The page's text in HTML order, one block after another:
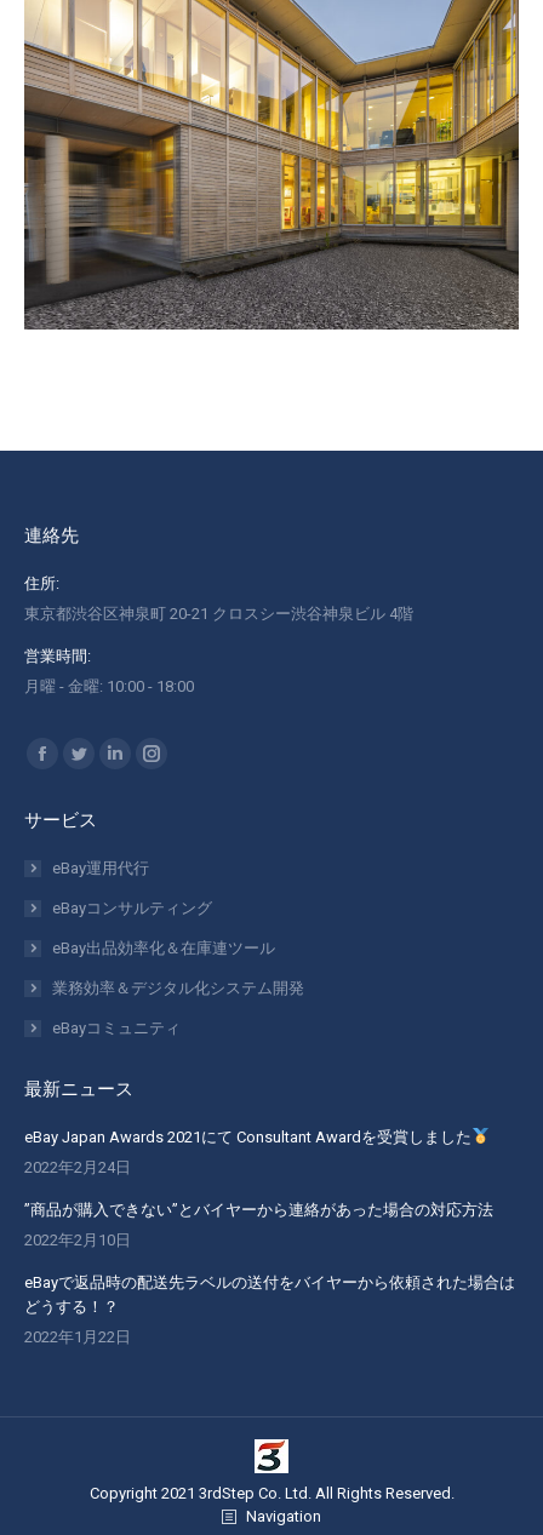
連絡先
住所:
東京都渋谷区神泉町 20-21 クロスシー渋谷神泉ビル 4階
営業時間:
月曜 - 金曜: 10:00 - 18:00
私達を見つけてください：
ジ
し
い
ン
ウ
で
開
き
す
ー
ジ
し
い
ウ
ン
ウ
で
開
き
ま
す
Linkedin
ジ
し
い
ン
ウ
で
開
き
ま
す
Instagram
し
い
ウ
ウ
開
ま
サービス
eBay運用代行
eBayコンサルティング
eBay出品効率化＆在庫連ツール
業務効率＆デジタル化システム開発
eBayコミュニティ
最新ニュース
eBay Japan Awards 2021にて Consultant Awardを受賞しました
2022年2月24日
”商品が購入できない”とバイヤーから連絡があった場合の対応方法
2022年2月10日
eBayで返品時の配送先ラベルの送付をバイヤーから依頼された場合は
どうする！？
2022年1月22日
Copyright 2021 3rdStep Co. Ltd. All Rights Reserved.
Navigation